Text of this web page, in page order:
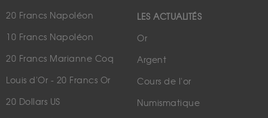
20 Francs Napoléon
10 Francs Napoléon
20 Francs Marianne Coq
Louis d'Or - 20 Francs Or
20 Dollars US
LES ACTUALITÉS
Or
Argent
Cours de l'or
Numismatique